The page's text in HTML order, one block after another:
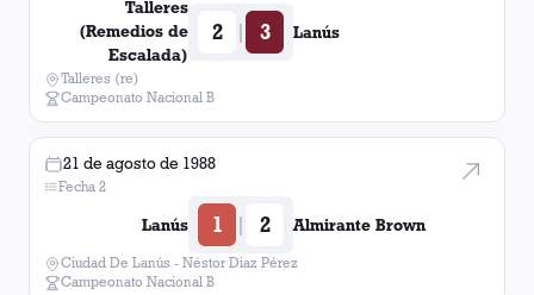
Talleres
(Remedios de
Escalada)
2 | 3 Lanús
Talleres (re)
Campeonato Nacional B
21 de agosto de 1988
Fecha 2
Lanús 1 | 2 Almirante Brown
Ciudad De Lanús - Néstor Diaz Pérez
Campeonato Nacional B